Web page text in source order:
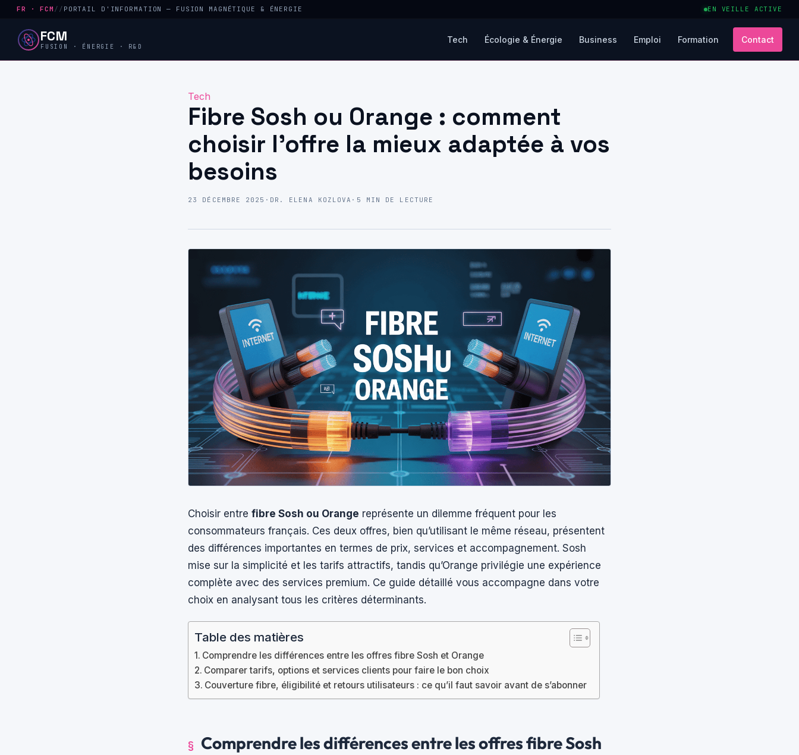
FR · FCM // PORTAIL D'INFORMATION — FUSION MAGNÉTIQUE & ÉNERGIE EN VEILLE ACTIVE
FCM
FUSION · ÉNERGIE · R&D
Tech Écologie & Énergie Business Emploi Formation Contact
Tech
Fibre Sosh ou Orange : comment
choisir l’offre la mieux adaptée à vos
besoins
23 DÉCEMBRE 2025 · DR. ELENA KOZLOVA · 5 MIN DE LECTURE
Choisir entre fibre Sosh ou Orange représente un dilemme fréquent pour les
consommateurs français. Ces deux offres, bien qu’utilisant le même réseau, présentent
des différences importantes en termes de prix, services et accompagnement. Sosh
mise sur la simplicité et les tarifs attractifs, tandis qu’Orange privilégie une expérience
complète avec des services premium. Ce guide détaillé vous accompagne dans votre
choix en analysant tous les critères déterminants.
Table des matières
Comprendre les différences entre les offres fibre Sosh et Orange
Comparer tarifs, options et services clients pour faire le bon choix
Couverture fibre, éligibilité et retours utilisateurs : ce qu’il faut savoir avant de s’abonner
Comprendre les différences entre les offres fibre Sosh